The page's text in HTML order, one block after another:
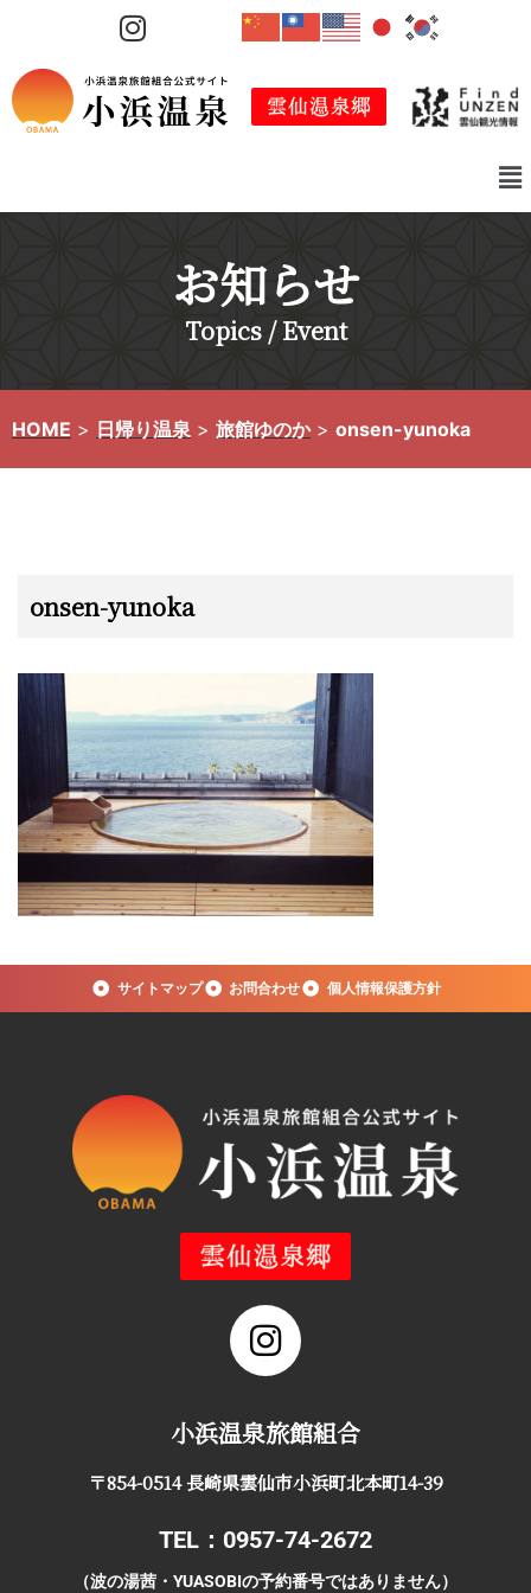
テ
ン
ス
お知らせ
Topics / Event
HOME > 日帰り温泉 > 旅館ゆのか> onsen-yunoka
onsen-yunoka
サイトマップ お問合わせ 個人情報保護方針
小浜温泉旅館組合
〒854-0514 長崎県雲仙市小浜町北本町14-39
TEL：0957-74-2672
（波の湯茜・YUASOBIの予約番号ではありません）